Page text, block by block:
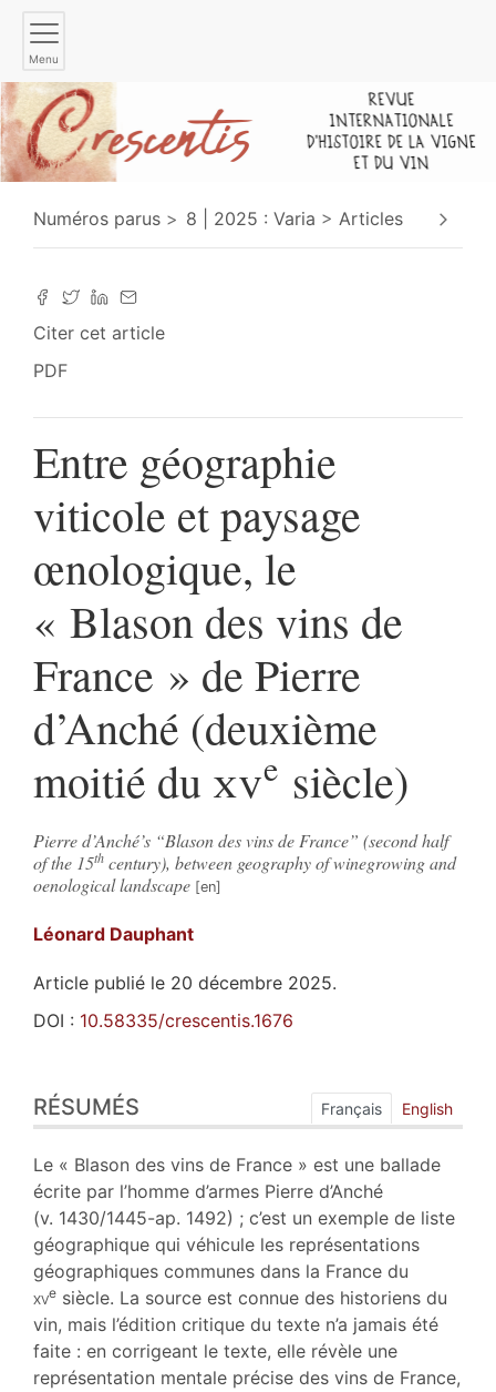
Menu
Numéros parus 8 | 2025 : Varia Articles
Citer cet article
PDF
Entre géographie
viticole et paysage
œnologique, le
« Blason des vins de
France » de Pierre
d’Anché (deuxième
moitié du xve siècle)
Pierre d’Anché’s “Blason des vins de France” (second half
of the 15th century), between geography of winegrowing and
oenological landscape
Léonard Dauphant
Article publié le 20 décembre 2025.
DOI : 10.58335/crescentis.1676
Index
Plan
Texte
Bibliographie
Annexe
Notes
Illustrations
Citer cet article
Auteur
RÉSUMÉS Français English
Le « Blason des vins de France » est une ballade
écrite par l’homme d’armes Pierre d’Anché
(v. 1430/1445-ap. 1492) ; c’est un exemple de liste
géographique qui véhicule les représentations
géographiques communes dans la France du
xve siècle. La source est connue des historiens du
vin, mais l’édition critique du texte n’a jamais été
faite : en corrigeant le texte, elle révèle une
représentation mentale précise des vins de France,